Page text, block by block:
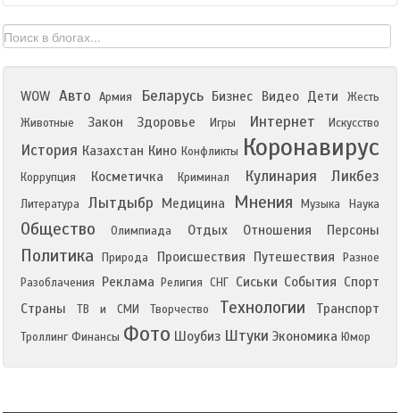
WOW Авто Армия Беларусь Бизнес Видео Дети
Жесть
Животные
Закон Здоровье Игры Интернет Искусство
История Казахстан Кино Конфликты Коронавирус
Коррупция Косметичка Криминал Кулинария Ликбез
Литература Лытдыбр Медицина Мнения Музыка Наука
Общество Олимпиада Отдых Отношения Персоны
Политика Природа Происшествия Путешествия
Разное
Разоблачения
Реклама Религия СНГ Сиськи События Спорт
Страны
ТВ и СМИ Творчество Технологии Транспорт
Троллинг Финансы Фото Шоубиз Штуки Экономика Юмор